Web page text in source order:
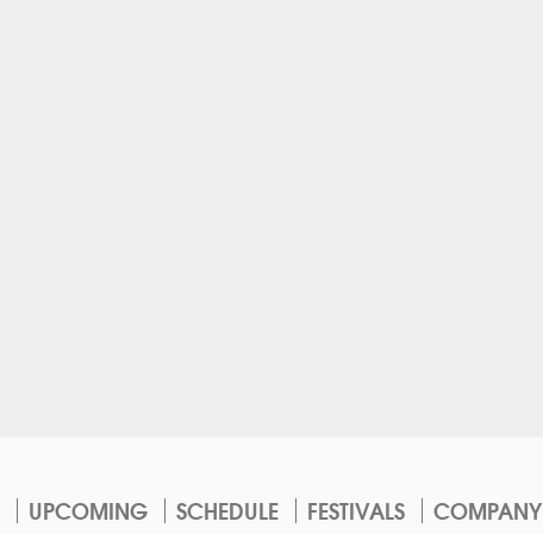
UPCOMING SCHEDULE FESTIVALS COMPANY